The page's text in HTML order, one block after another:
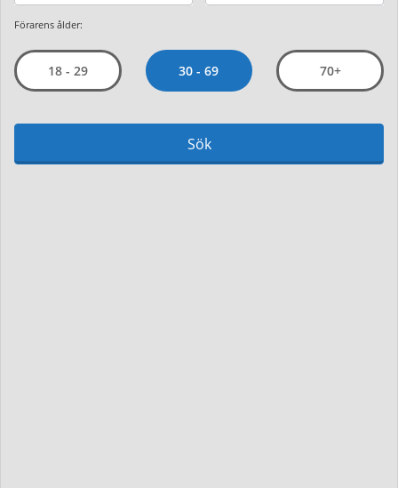
Förarens ålder:
18 - 29 30 - 69 70+
Sök